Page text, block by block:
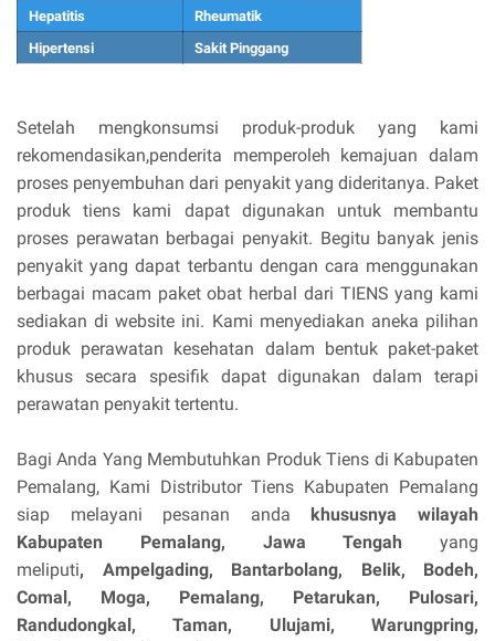
Hepatitis
Rheumatik
Hipertensi
Sakit Pinggang
Setelah mengkonsumsi produk-produk yang kami
rekomendasikan,penderita memperoleh kemajuan dalam
proses penyembuhan dari penyakit yang dideritanya. Paket
produk tiens kami dapat digunakan untuk membantu
proses perawatan berbagai penyakit. Begitu banyak jenis
penyakit yang dapat terbantu dengan cara menggunakan
berbagai macam paket obat herbal dari TIENS yang kami
sediakan di website ini. Kami menyediakan aneka pilihan
produk perawatan kesehatan dalam bentuk paket-paket
khusus secara spesifik dapat digunakan dalam terapi
perawatan penyakit tertentu.
Bagi Anda Yang Membutuhkan Produk Tiens di Kabupaten
Pemalang, Kami Distributor Tiens Kabupaten Pemalang
siap melayani pesanan anda khususnya wilayah
Kabupaten Pemalang, Jawa Tengah yang
meliputi, Ampelgading, Bantarbolang, Belik, Bodeh,
Comal, Moga, Pemalang, Petarukan, Pulosari,
Randudongkal, Taman, Ulujami, Warungpring,